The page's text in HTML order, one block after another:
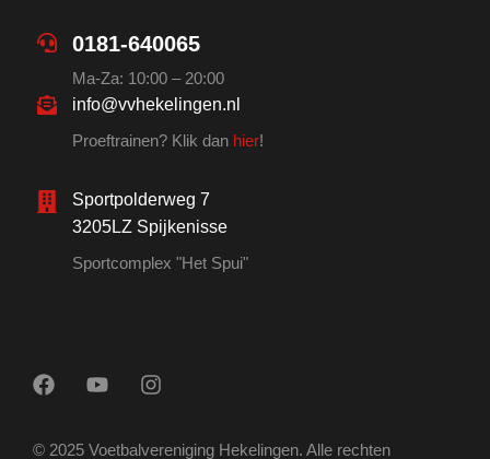
0181-640065
Ma-Za: 10:00 – 20:00
info@vvhekelingen.nl
Proeftrainen? Klik dan hier!
Sportpolderweg 7
3205LZ Spijkenisse
Sportcomplex "Het Spui"
© 2025 Voetbalvereniging Hekelingen. Alle rechten